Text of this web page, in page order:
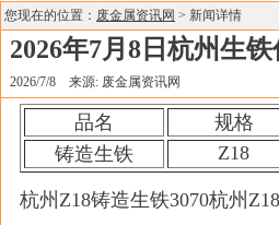
您现在的位置： 废金属资讯网 > 新闻详情
2026年7月8日杭州生
2026/7/8 来源: 废金属资讯网
品名 规格
铸造生铁
Z18
杭州Z18铸造生铁3070杭州